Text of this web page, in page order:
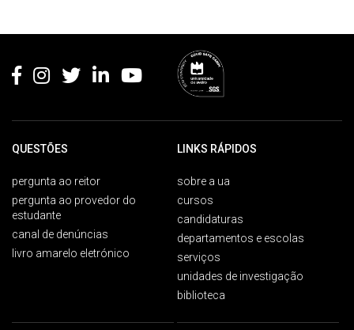
QUESTÕES
pergunta ao reitor
pergunta ao provedor do
estudante
canal de denúncias
livro amarelo eletrónico
LINKS RÁPIDOS
sobre a ua
cursos
candidaturas
departamentos e escolas
serviços
unidades de investigação
biblioteca